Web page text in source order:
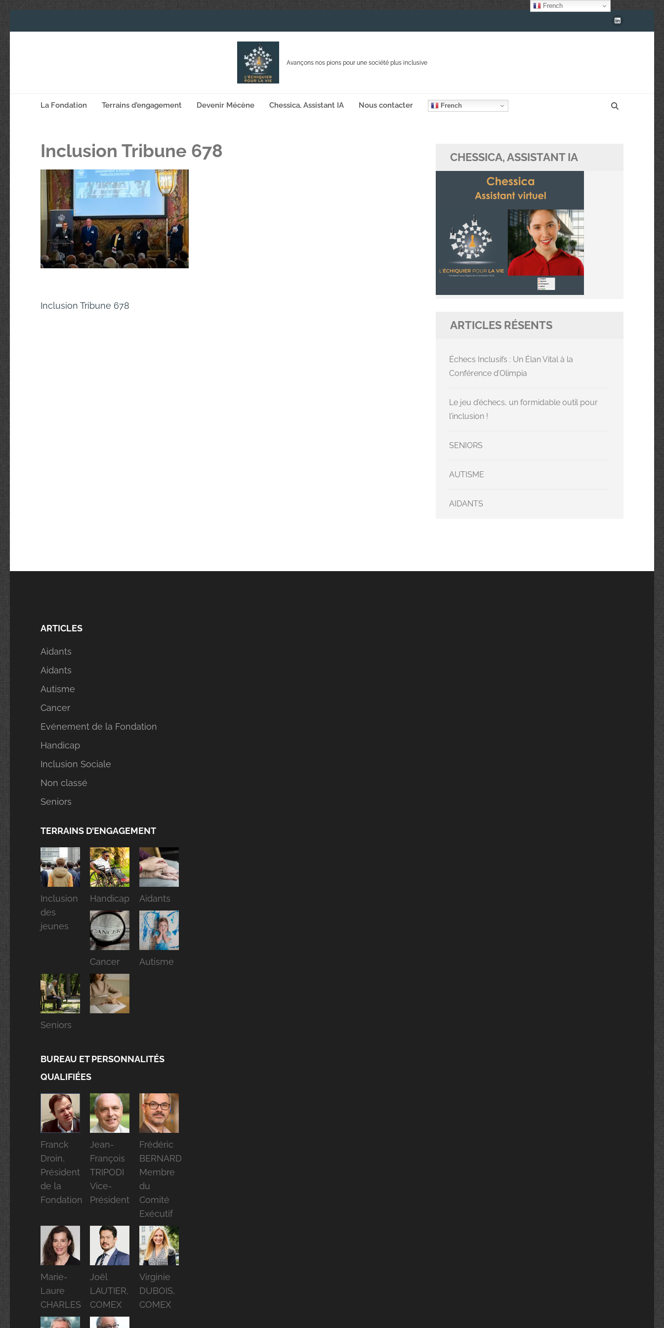
Avançons nos pions pour une société plus inclusive
La Fondation Terrains d’engagement Devenir Mécène Chessica, Assistant IA Nous contacter French
Inclusion Tribune 678
Navigation
Inclusion Tribune 678
CHESSICA, ASSISTANT IA
ARTICLES RÉSENTS
Échecs Inclusifs : Un Élan Vital à la
Conférence d’Olimpia
Le jeu d’échecs, un formidable outil pour
l’inclusion !
SENIORS
AUTISME
AIDANTS
ARTICLES
Aidants
Aidants
Autisme
Cancer
Evénement de la Fondation
Handicap
Inclusion Sociale
Non classé
Seniors
TERRAINS D’ENGAGEMENT
Inclusion
des
jeunes
Handicap Aidants
Cancer Autisme
Seniors
BUREAU ET PERSONNALITÉS
QUALIFIÉES
Franck
Droin,
Président
de la
Fondation
Jean-
François
TRIPODI
Vice-
Président
Frédéric
BERNARD
Membre
du
Comité
Exécutif
Marie-
Laure
CHARLES
Joël
LAUTIER,
COMEX
Virginie
DUBOIS,
COMEX
French